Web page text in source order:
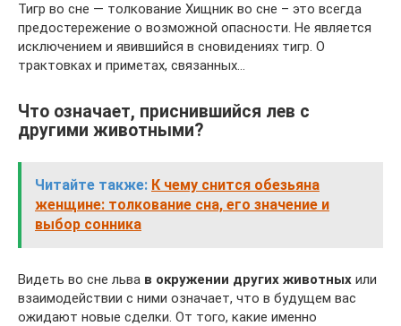
Тигр во сне — толкование Хищник во сне – это всегда
предостережение о возможной опасности. Не является
исключением и явившийся в сновидениях тигр. О
трактовках и приметах, связанных…
Что означает, приснившийся лев с
другими животными?
Читайте также: К чему снится обезьяна
женщине: толкование сна, его значение и
выбор сонника
Видеть во сне льва в окружении других животных или
взаимодействии с ними означает, что в будущем вас
ожидают новые сделки. От того, какие именно